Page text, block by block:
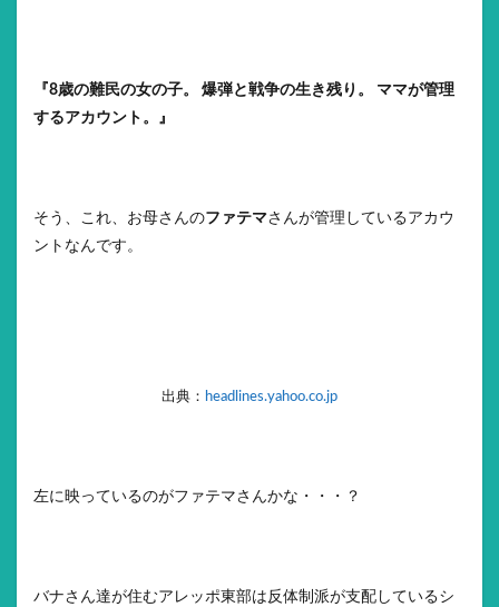
『8歳の難民の女の子。 爆弾と戦争の生き残り。 ママが管理
するアカウント。』
そう、これ、お母さんのファテマさんが管理しているアカウ
ントなんです。
出典： headlines.yahoo.co.jp
左に映っているのがファテマさんかな・・・？
バナさん達が住むアレッポ東部は反体制派が支配しているシ